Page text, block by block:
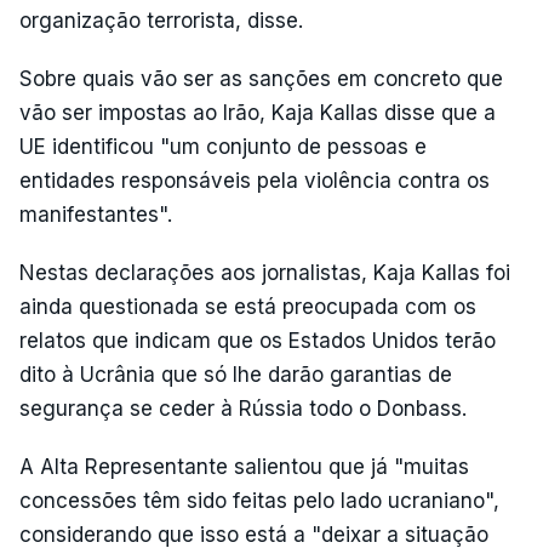
organização terrorista, disse.
Sobre quais vão ser as sanções em concreto que
vão ser impostas ao Irão, Kaja Kallas disse que a
UE identificou "um conjunto de pessoas e
entidades responsáveis pela violência contra os
manifestantes".
Nestas declarações aos jornalistas, Kaja Kallas foi
ainda questionada se está preocupada com os
relatos que indicam que os Estados Unidos terão
dito à Ucrânia que só lhe darão garantias de
segurança se ceder à Rússia todo o Donbass.
A Alta Representante salientou que já "muitas
concessões têm sido feitas pelo lado ucraniano",
considerando que isso está a "deixar a situação